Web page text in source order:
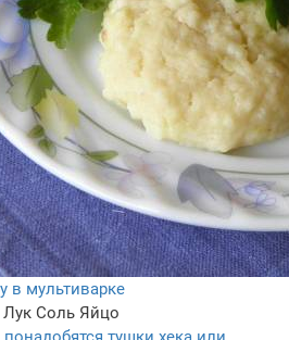
в мультиварке
Лук Соль Яйцо